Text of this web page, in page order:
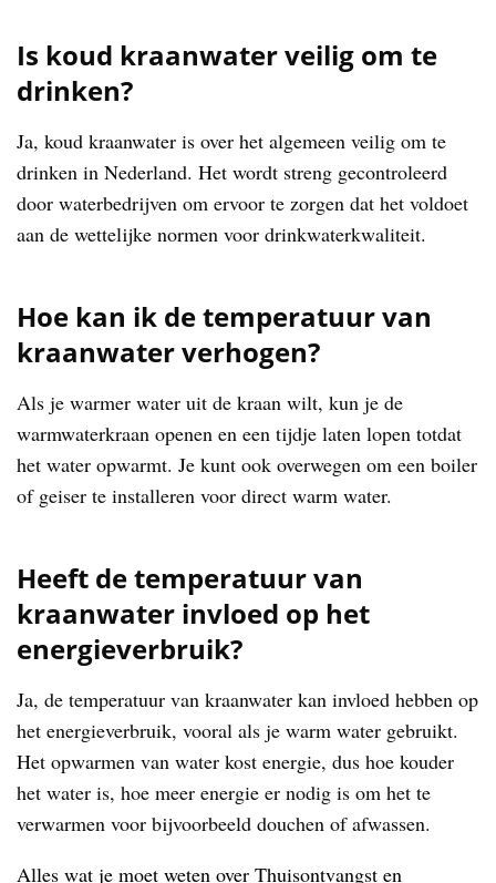
Is koud kraanwater veilig om te
drinken?
Ja, koud kraanwater is over het algemeen veilig om te
drinken in Nederland. Het wordt streng gecontroleerd
door waterbedrijven om ervoor te zorgen dat het voldoet
aan de wettelijke normen voor drinkwaterkwaliteit.
Hoe kan ik de temperatuur van
kraanwater verhogen?
Als je warmer water uit de kraan wilt, kun je de
warmwaterkraan openen en een tijdje laten lopen totdat
het water opwarmt. Je kunt ook overwegen om een boiler
of geiser te installeren voor direct warm water.
Heeft de temperatuur van
kraanwater invloed op het
energieverbruik?
Ja, de temperatuur van kraanwater kan invloed hebben op
het energieverbruik, vooral als je warm water gebruikt.
Het opwarmen van water kost energie, dus hoe kouder
het water is, hoe meer energie er nodig is om het te
verwarmen voor bijvoorbeeld douchen of afwassen.
Alles wat je moet weten over Thuisontvangst en